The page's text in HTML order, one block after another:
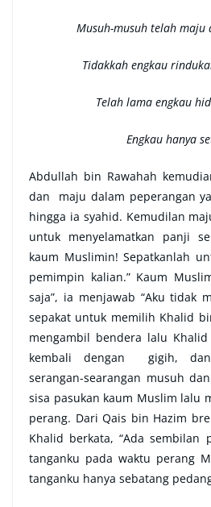
Musuh-musuh telah maju
Tidakkah engkau
Telah lama engkau
Engkau hanya
Abdullah bin Rawahah
dan maju dalam peperangan
hingga ia syahid. Kemudilan
untuk menyelamatkan panji
kaum Muslimin! Sepatkanlah
pemimpin kalian.” Kaum
saja”, ia menjawab “Aku tidak
sepakat untuk memilih Khalid
mengambil bendera lalu
kembali dengan gigih, dan
serangan-searangan musuh
sisa pasukan kaum Muslim lalu
perang. Dari Qais bin Hazim
Khalid berkata, “Ada sembilan
tanganku pada waktu perang
tanganku hanya sebatang